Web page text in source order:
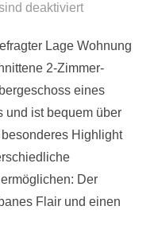
am
deaktiviert
Lage Wohnung
2-Zimmer-
eines
und ist bequem über
Highlight
Der
Flair und einen